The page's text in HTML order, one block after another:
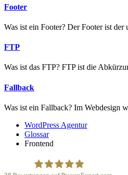
Footer
Was ist ein Footer? Der Footer ist
FTP
Was ist das FTP? FTP ist die
Fallback
Was ist ein Fallback? Im Webdesign
WordPress Agentur
Glossar
Frontend